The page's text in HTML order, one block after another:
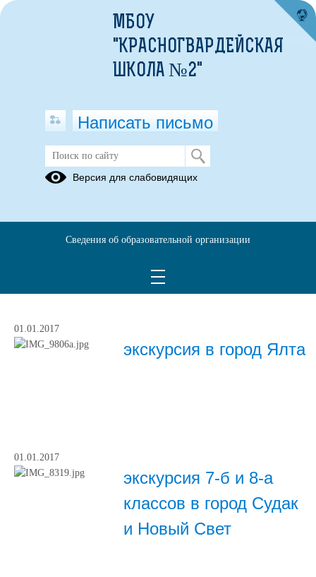
Экскурсии
Первоклассники
посетили ДЮСШ
01.01.2017
экскурсия в город Ялта
01.01.2017
экскурсия 7-б и 8-а
классов в город Судак
и Новый Свет
МБОУ
"КРАСНОГВАРДЕЙСКАЯ
ШКОЛА №2"
Написать письмо
Версия для слабовидящих
Сведения об образовательной организации